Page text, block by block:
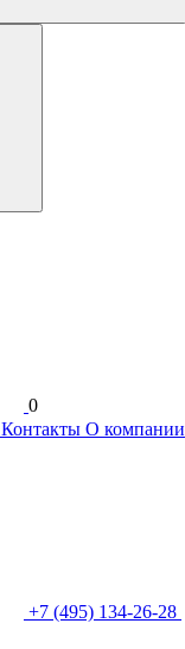
0
Контакты О компании
+7 (495) 134-26-28